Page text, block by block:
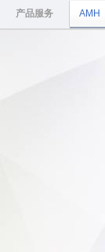
产品服务 AMH